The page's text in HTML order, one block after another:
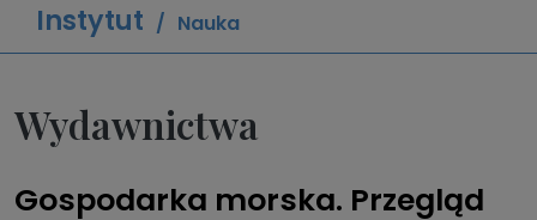
Instytut Nauka
Wydawnictwa
Gospodarka morska. Przegląd